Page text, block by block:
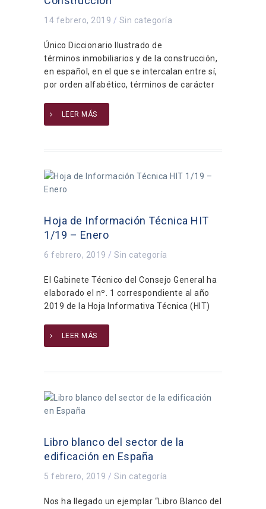
14 febrero, 2019 / Sin categoría
Único Diccionario Ilustrado de
términos inmobiliarios y de la construcción,
en español, en el que se intercalan entre sí,
por orden alfabético, términos de carácter
LEER MÁS
Hoja de Información Técnica HIT
1/19 – Enero
6 febrero, 2019 / Sin categoría
El Gabinete Técnico del Consejo General ha
elaborado el nº. 1 correspondiente al año
2019 de la Hoja Informativa Técnica (HIT)
LEER MÁS
Libro blanco del sector de la
edificación en España
5 febrero, 2019 / Sin categoría
Nos ha llegado un ejemplar “Libro Blanco del